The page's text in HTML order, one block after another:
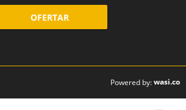
OFERTAR
Powered by:wasi.co